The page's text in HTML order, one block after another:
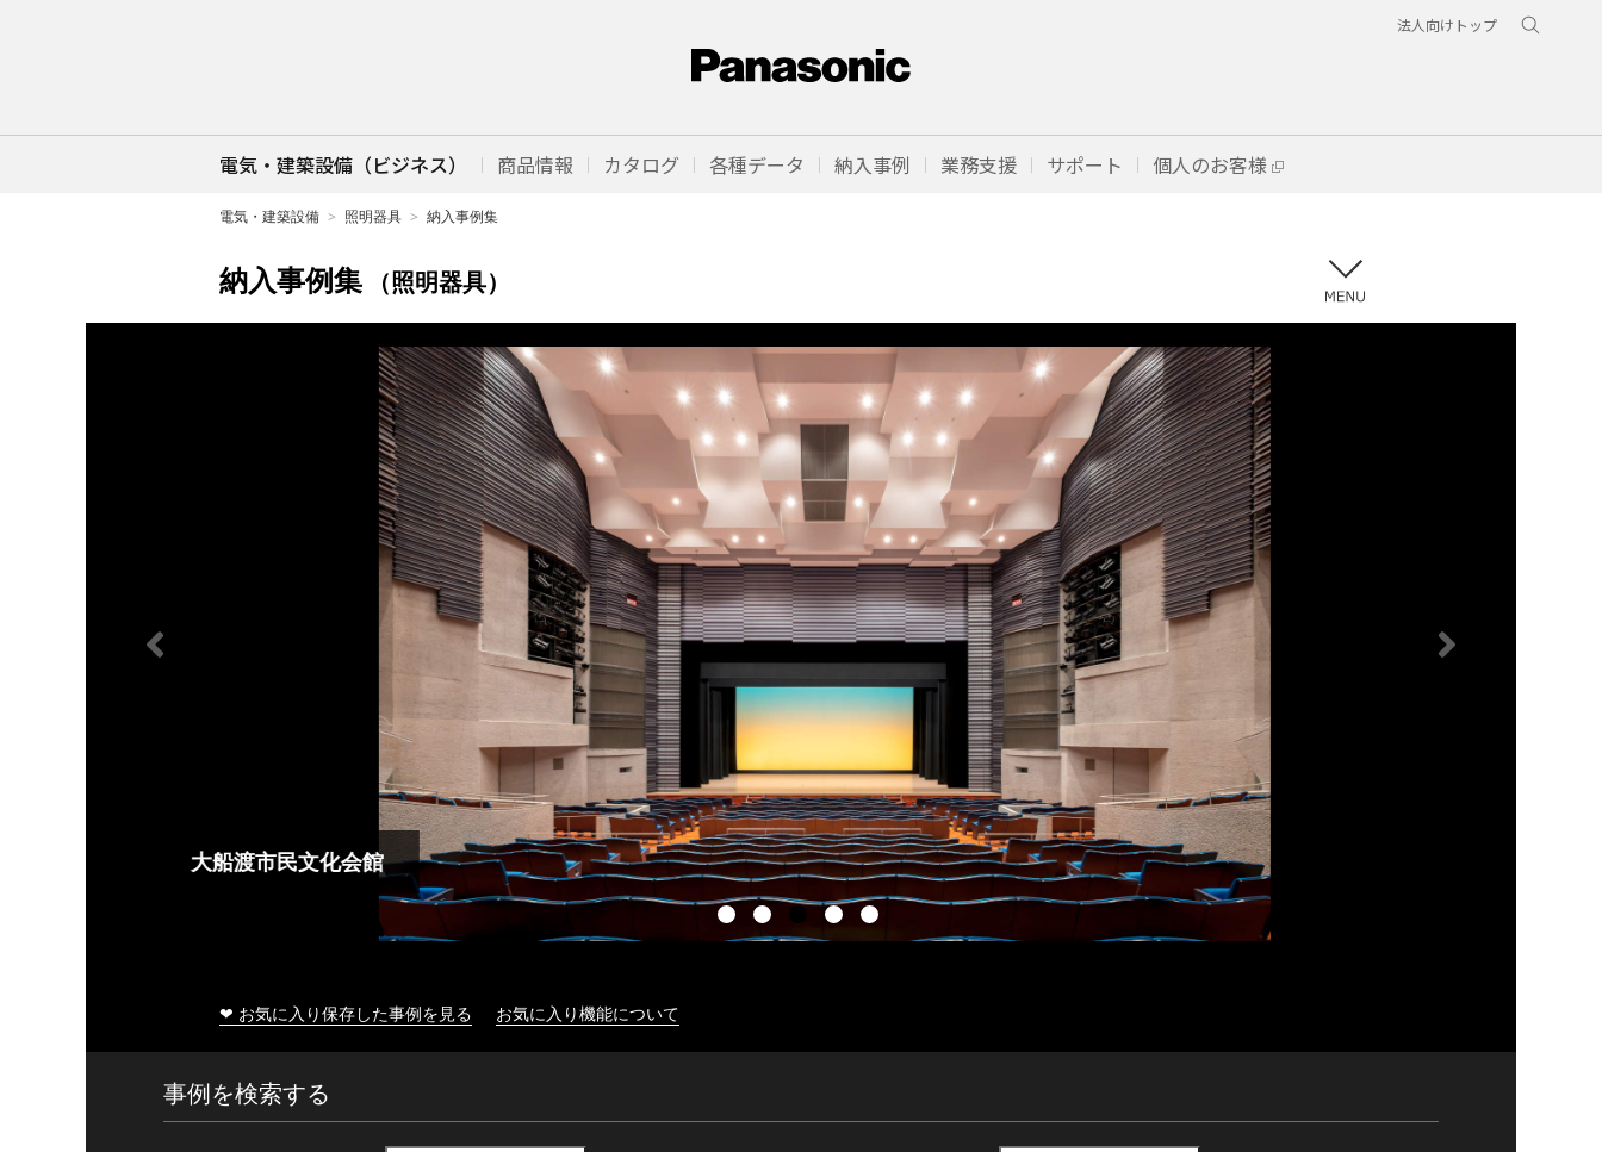
法人向けトップ
電気・建築設備（ビジネス） 商品情報 カタログ 各種データ 納入事例 業務支援 サポート 個人のお客様
電気・建築設備 照明器具 納入事例集
納入事例集 （照明器具）
大船渡市民文化会館
❤ お気に入り保存した事例を見る お気に入り機能について
事例を検索する